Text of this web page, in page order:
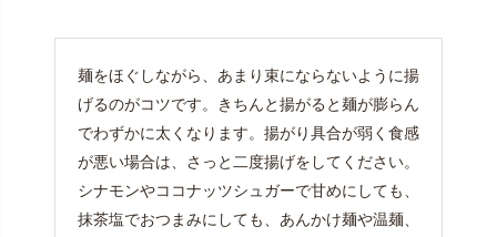
麺をほぐしながら、あまり束にならないように揚
げるのがコツです。きちんと揚がると麺が膨らん
でわずかに太くなります。揚がり具合が弱く食感
が悪い場合は、さっと二度揚げをしてください。
シナモンやココナッツシュガーで甘めにしても、
抹茶塩でおつまみにしても、あんかけ麺や温麺、